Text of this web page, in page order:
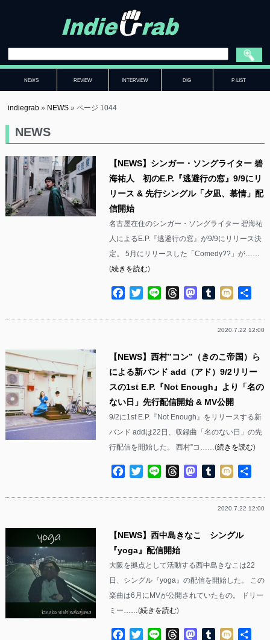
NEWS REVIEW INTERVIEW DIG P-LIST
indiegrab » NEWS »ページ 1044
NEWS
【NEWS】シンガー・ソングライター 碧
海祐人 初のE.P.『逃避行の窓』9/9にリ
リース & 先行シングル「夕凪、慕情」配
信開始
名古屋在住のシンガー・ソングライター 碧海祐
人によるE.P.『逃避行の窓』が9/9にリリース決
定。 5月にリリースした「Comedy??」が……
(続きを読む)
Facebook
TwitterLine ThreadsMastodon
Tumblr
Mixi
2020.7.22 12:00
【NEWS】西村”コン”（きのこ帝国）ら
による新バンド add（アド）9/2リリー
スの1st E.P.『Not Enough』より「名の
ない日」先行配信開始 & MV公開
9/2に1st E.P.『Not Enough』をリリースする新
バンド addは22日、収録曲「名のない日」の先
行配信を開始した。 西村”コ……(続きを読む)
Facebook
TwitterLine ThreadsMastodon
Tumblr
Mixi
2020.7.22 12:00
【NEWS】西中島きなこ シングル
『yoga』配信開始
大阪を拠点として活動する西中島きなこは22
日、シングル『yoga』の配信を開始した。 この
楽曲は6月にMVが公開されていたもの。 ドリー
ミー……(続きを読む)
Facebook
TwitterLine ThreadsMastodon
Tumblr
Mixi